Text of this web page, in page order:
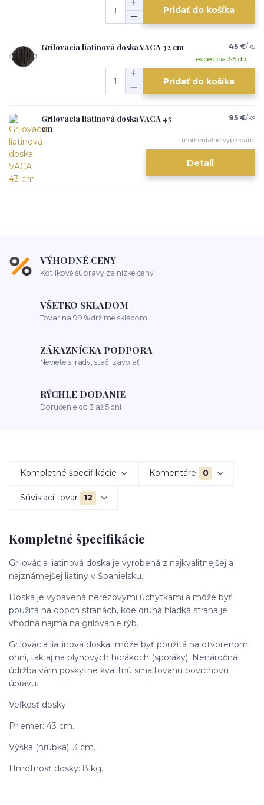
Pridať do košíka
Grilovacia liatinová doska VACA 32 cm 45 €/ks
expedícia 3-5 dní
Pridať do košíka
Grilovacia liatinová doska VACA 43
cm
95 €/ks
momentálne vypredané
Detail
VÝHODNÉ CENY
Kotlíkové súpravy za nízke ceny
VŠETKO SKLADOM
Tovar na 99 % držíme skladom
ZÁKAZNÍCKA PODPORA
Neviete si rady, stačí zavolať
RÝCHLE DODANIE
Doručenie do 3 až 5 dní
Kompletné špecifikácie Komentáre 0
Súvisiaci tovar 12
Kompletné špecifikácie
Grilovácia liatinová doska je vyrobená z najkvalitnejšej a
najznámejšej liatiny v Španielsku.
Doska je vybavená nerezovými úchytkami a môže byť
použitá na oboch stranách, kde druhá hladká strana je
vhodná najmä na grilovanie rýb.
Grilovácia liatinová doska môže byť použitá na otvorenom
ohni, tak aj na plynových horákoch (sporáky). Nenáročná
údržba vám poskytne kvalitnú smaltovanú povrchovú
úpravu.
Veľkosť dosky:
Priemer: 43 cm.
Výška (hrúbka): 3 cm.
Hmotnosť dosky: 8 kg.